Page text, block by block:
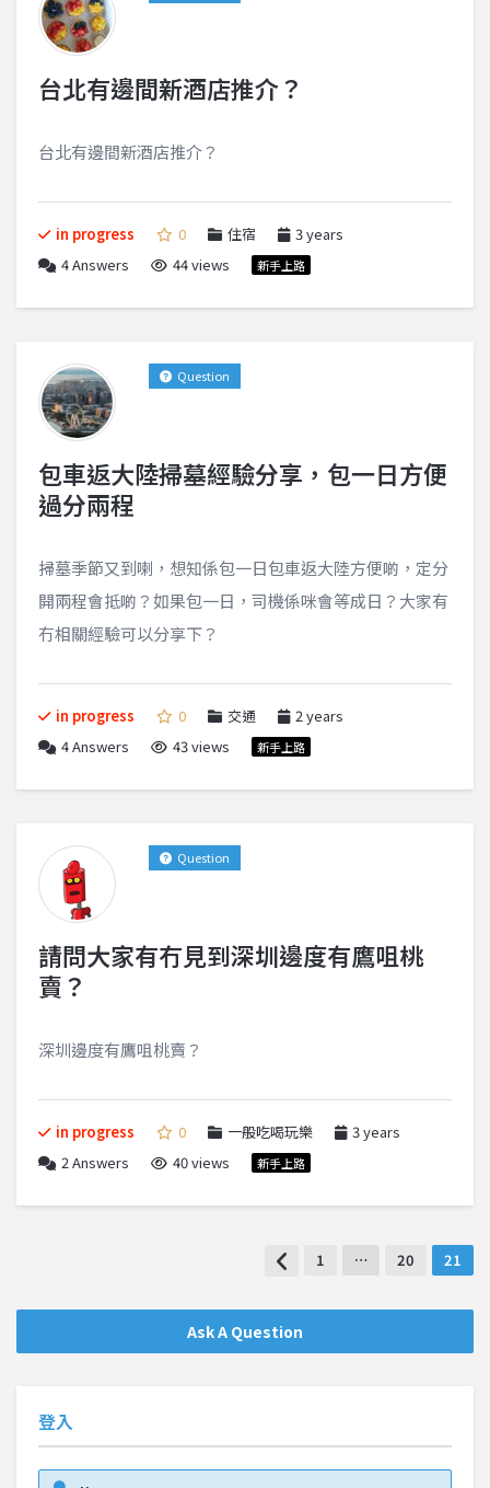
台北有邊間新酒店推介？
台北有邊間新酒店推介？
in progress 0 住宿
3 years
4Answers 44 views 新手上路
包車返大陸掃墓經驗分享，包一日方便
過分兩程
Question
掃墓季節又到喇，想知係包一日包車返大陸方便啲，定分
開兩程會抵啲？如果包一日，司機係咪會等成日？大家有
冇相關經驗可以分享下？
in progress 0 交通
2 years
4Answers 43 views 新手上路
請問大家有冇見到深圳邊度有鷹咀桃
賣？
Question
深圳邊度有鷹咀桃賣？
in progress 0 一般吃喝玩樂
3 years
2Answers 40 views 新手上路
1 … 20 21
Ask A Question
登入